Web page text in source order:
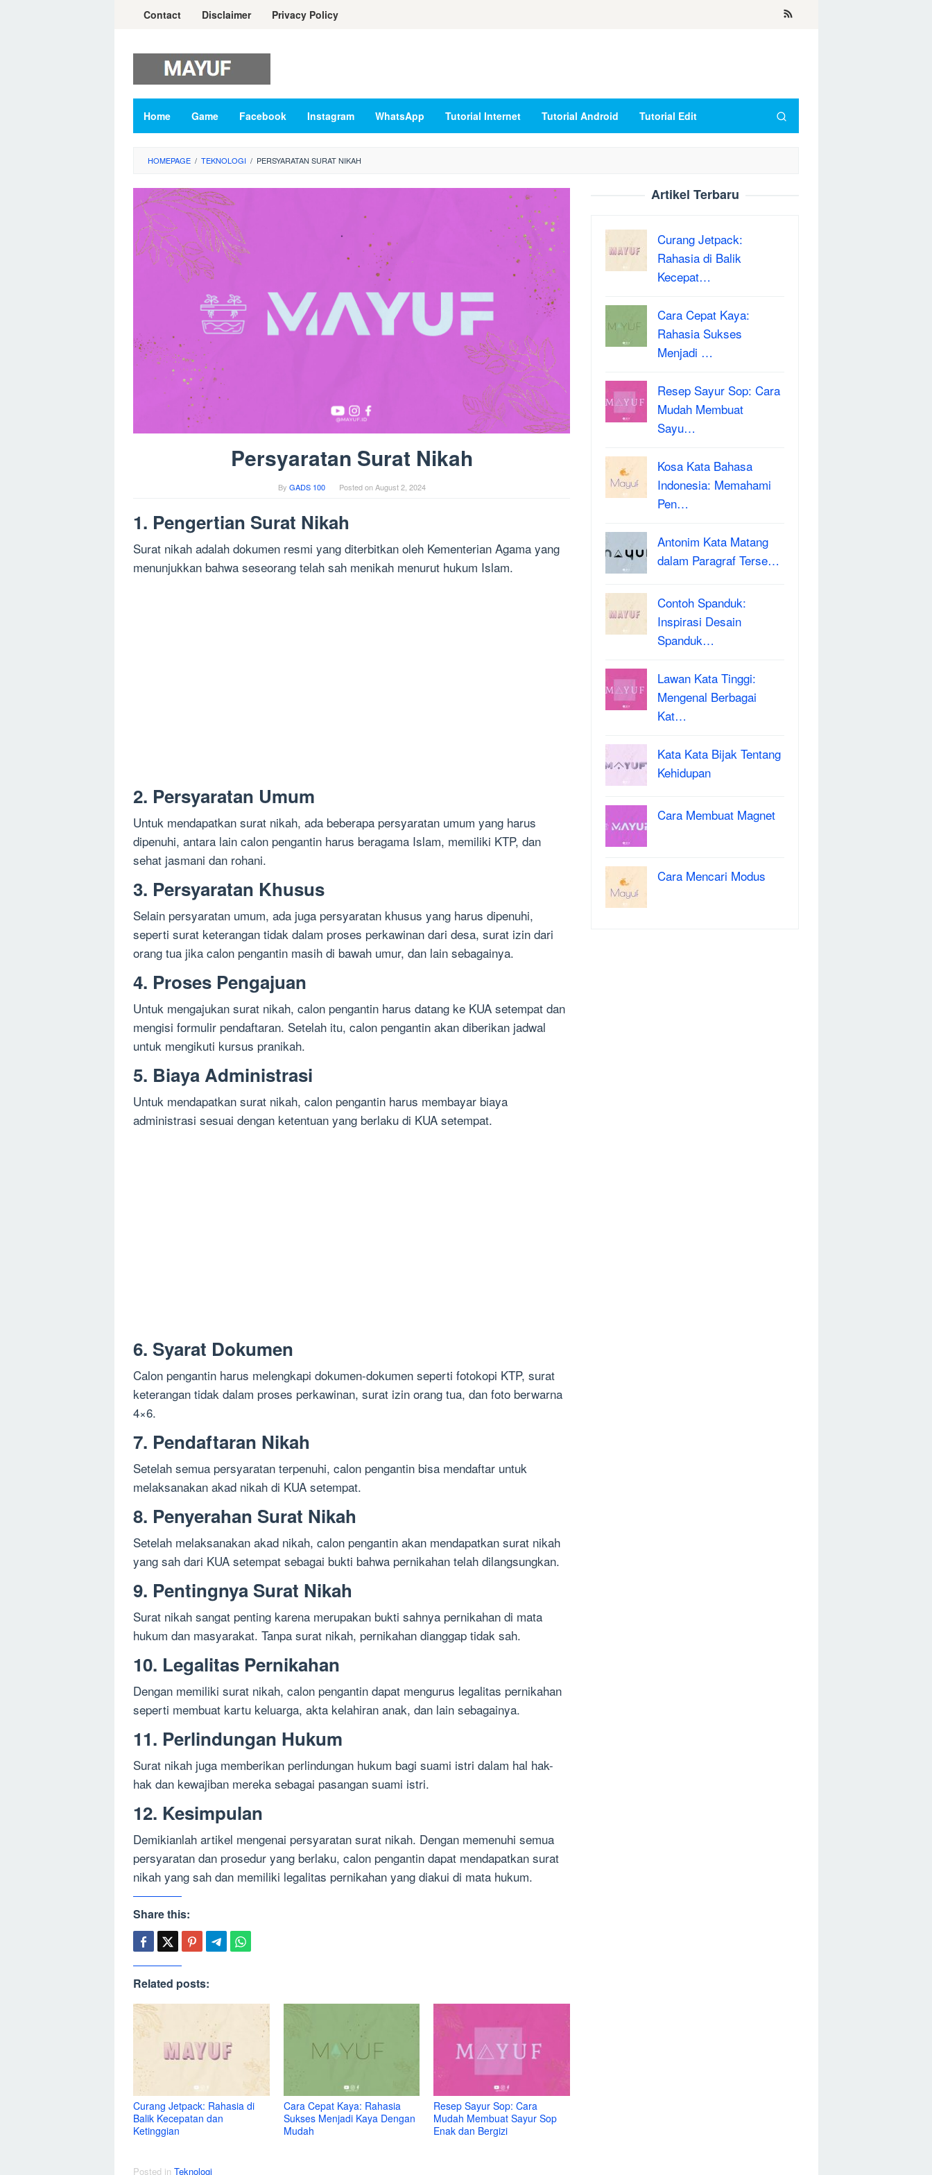
Contact Disclaimer Privacy Policy
Home Game Facebook Instagram WhatsApp Tutorial Internet Tutorial Android Tutorial Edit
HOMEPAGE / TEKNOLOGI / PERSYARATAN SURAT NIKAH
Persyaratan Surat Nikah
By GADS 100 Posted onAugust 2, 2024
1. Pengertian Surat Nikah
Surat nikah adalah dokumen resmi yang diterbitkan oleh Kementerian Agama yang
menunjukkan bahwa seseorang telah sah menikah menurut hukum Islam.
2. Persyaratan Umum
Untuk mendapatkan surat nikah, ada beberapa persyaratan umum yang harus
dipenuhi, antara lain calon pengantin harus beragama Islam, memiliki KTP, dan
sehat jasmani dan rohani.
3. Persyaratan Khusus
Selain persyaratan umum, ada juga persyaratan khusus yang harus dipenuhi,
seperti surat keterangan tidak dalam proses perkawinan dari desa, surat izin dari
orang tua jika calon pengantin masih di bawah umur, dan lain sebagainya.
4. Proses Pengajuan
Untuk mengajukan surat nikah, calon pengantin harus datang ke KUA setempat dan
mengisi formulir pendaftaran. Setelah itu, calon pengantin akan diberikan jadwal
untuk mengikuti kursus pranikah.
5. Biaya Administrasi
Untuk mendapatkan surat nikah, calon pengantin harus membayar biaya
administrasi sesuai dengan ketentuan yang berlaku di KUA setempat.
6. Syarat Dokumen
Calon pengantin harus melengkapi dokumen-dokumen seperti fotokopi KTP, surat
keterangan tidak dalam proses perkawinan, surat izin orang tua, dan foto berwarna
4×6.
7. Pendaftaran Nikah
Setelah semua persyaratan terpenuhi, calon pengantin bisa mendaftar untuk
melaksanakan akad nikah di KUA setempat.
8. Penyerahan Surat Nikah
Setelah melaksanakan akad nikah, calon pengantin akan mendapatkan surat nikah
yang sah dari KUA setempat sebagai bukti bahwa pernikahan telah dilangsungkan.
9. Pentingnya Surat Nikah
Surat nikah sangat penting karena merupakan bukti sahnya pernikahan di mata
hukum dan masyarakat. Tanpa surat nikah, pernikahan dianggap tidak sah.
10. Legalitas Pernikahan
Dengan memiliki surat nikah, calon pengantin dapat mengurus legalitas pernikahan
seperti membuat kartu keluarga, akta kelahiran anak, dan lain sebagainya.
11. Perlindungan Hukum
Surat nikah juga memberikan perlindungan hukum bagi suami istri dalam hal hak-
hak dan kewajiban mereka sebagai pasangan suami istri.
12. Kesimpulan
Demikianlah artikel mengenai persyaratan surat nikah. Dengan memenuhi semua
persyaratan dan prosedur yang berlaku, calon pengantin dapat mendapatkan surat
nikah yang sah dan memiliki legalitas pernikahan yang diakui di mata hukum.
Share this:
Related posts:
Curang Jetpack: Rahasia di
Balik Kecepatan dan
Ketinggian
Cara Cepat Kaya: Rahasia
Sukses Menjadi Kaya Dengan
Mudah
Resep Sayur Sop: Cara
Mudah Membuat Sayur Sop
Enak dan Bergizi
Posted in Teknologi
Artikel Terbaru
Curang Jetpack:
Rahasia di Balik
Kecepat…
Cara Cepat Kaya:
Rahasia Sukses
Menjadi …
Resep Sayur Sop: Cara
Mudah Membuat
Sayu…
Kosa Kata Bahasa
Indonesia: Memahami
Pen…
Antonim Kata Matang
dalam Paragraf Terse…
Contoh Spanduk:
Inspirasi Desain
Spanduk…
Lawan Kata Tinggi:
Mengenal Berbagai
Kat…
Kata Kata Bijak Tentang
Kehidupan
Cara Membuat Magnet
Cara Mencari Modus